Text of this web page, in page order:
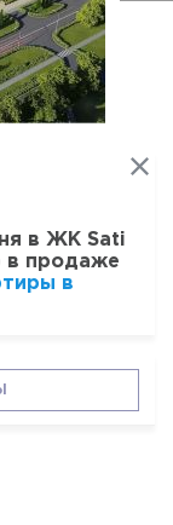
в ЖК Sati
в продаже
в